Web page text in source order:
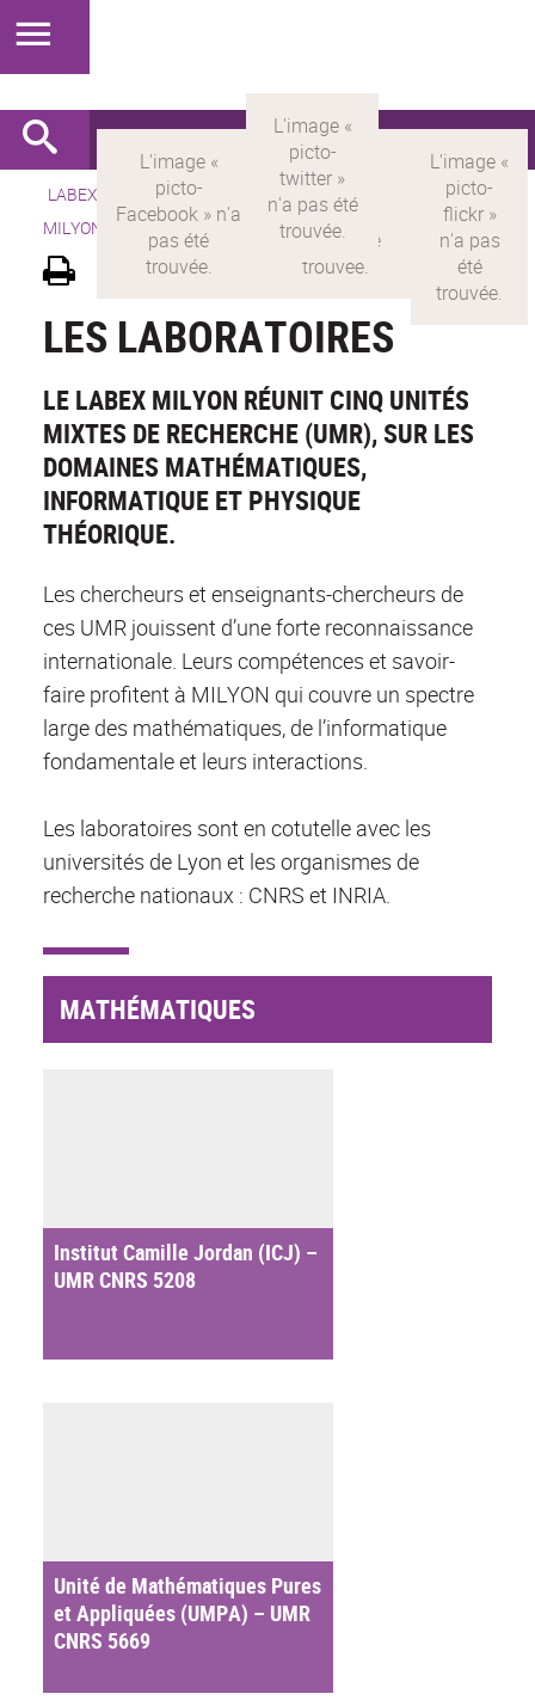
LABEX > LABEX MILYON Version française
MILYON > Découvrir le labex >
Les laboratoires
LES LABORATOIRES
LE LABEX MILYON RÉUNIT CINQ UNITÉS
MIXTES DE RECHERCHE (UMR), SUR LES
DOMAINES MATHÉMATIQUES,
INFORMATIQUE ET PHYSIQUE
THÉORIQUE.
Les chercheurs et enseignants-chercheurs de
ces UMR jouissent d’une forte reconnaissance
internationale. Leurs compétences et savoir-
faire profitent à MILYON qui couvre un spectre
large des mathématiques, de l’informatique
fondamentale et leurs interactions.
Les laboratoires sont en cotutelle avec les
universités de Lyon et les organismes de
recherche nationaux : CNRS et INRIA.
MATHÉMATIQUES
Institut Camille Jordan (ICJ) –
UMR CNRS 5208
Unité de Mathématiques Pures
et Appliquées (UMPA) – UMR
CNRS 5669